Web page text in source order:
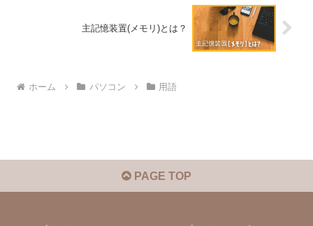
主記憶装置(メモリ)とは？
ホーム パソコン 用語
PAGE TOP